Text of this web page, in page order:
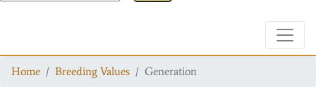
Home Breeding Values Generation